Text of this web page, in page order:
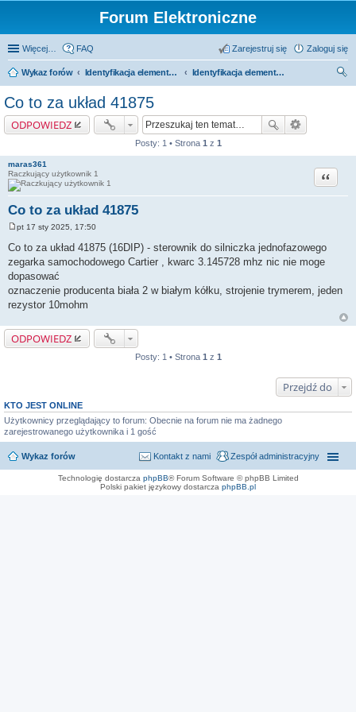
Forum Elektroniczne
Więcej… FAQ Zaloguj się
Zarejestruj się
Wykaz forów Identyfikacja elementów i zamienniki
Identyfikacja elementów
Co to za układ 41875
ODPOWIEDZ
Posty: 1 • Strona 1 z 1
maras361
Raczkujący użytkownik 1
Co to za układ 41875
Cytuj
P
s
t
pt 17 sty 2025, 17:50
Co to za układ 41875 (16DIP) - sterownik do silniczka jednofazowego
zegarka samochodowego Cartier , kwarc 3.145728 mhz nic nie moge
dopasować
oznaczenie producenta biała 2 w białym kółku, strojenie trymerem, jeden
rezystor 10mohm
ODPOWIEDZ
Posty: 1 • Strona 1 z 1
Przejdź do
KTO JEST ONLINE
Użytkownicy przeglądający to forum: Obecnie na forum nie ma żadnego
zarejestrowanego użytkownika i 1 gość
Wykaz forów Zespół administracyjny
Kontakt z nami
Technologię dostarcza phpBB® Forum Software © phpBB Limited
Polski pakiet językowy dostarcza phpBB.pl